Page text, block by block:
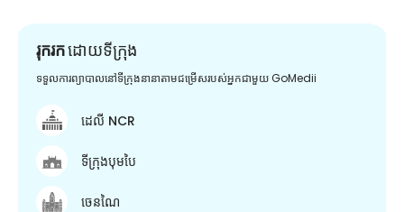
រុករកដោយទីក្រុង
ទទួលការព្យាបាលនៅទីក្រុងនានាតាមជម្រើសរបស់អ្នកជាមួយ GoMedii
ដេលី NCR
ទីក្រុងបុមបៃ
ចេនណៃ